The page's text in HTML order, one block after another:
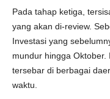
Pada tahap ketiga,
yang akan di-review.
Investasi yang
mundur hingga
tersebar di berbagai
waktu.